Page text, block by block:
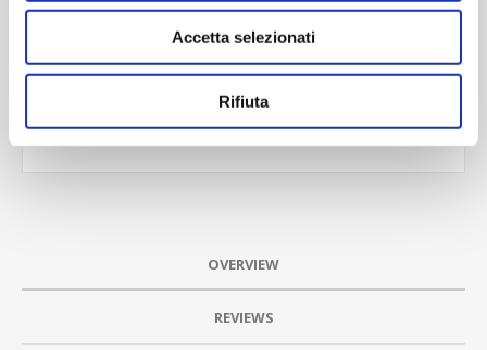
Accetta selezionati
Rifiuta
OVERVIEW
REVIEWS